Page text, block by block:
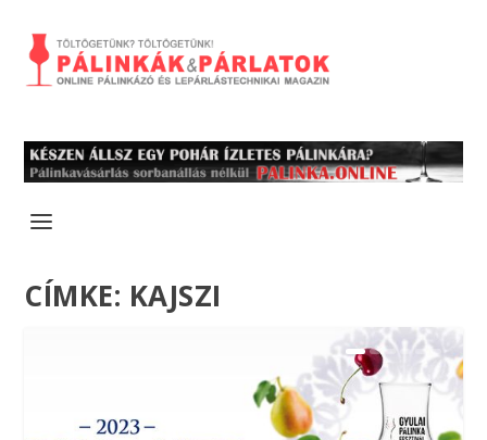
CÍMKE: KAJSZI